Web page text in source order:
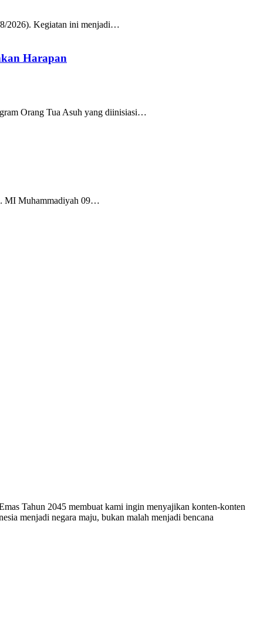
8/2026). Kegiatan ini menjadi…
Harapan
Orang Tua Asuh yang diinisiasi…
MI Muhammadiyah 09…
Tahun 2045 membuat kami ingin menyajikan konten-konten
menjadi negara maju, bukan malah menjadi bencana